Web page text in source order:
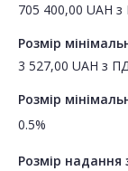
705 400,00 UAH з
Розмір
3 527,00 UAH з
Розмір
0.5%
Розмір надання